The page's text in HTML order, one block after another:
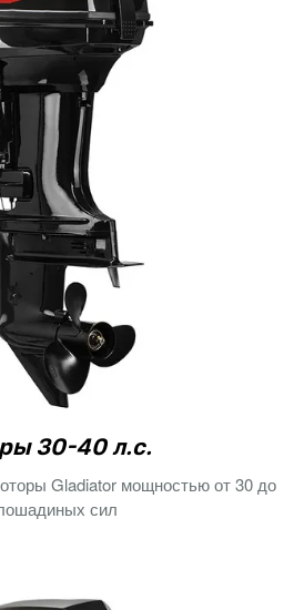
30-40 л.с.
Gladiator мощностью от 30 до
сил